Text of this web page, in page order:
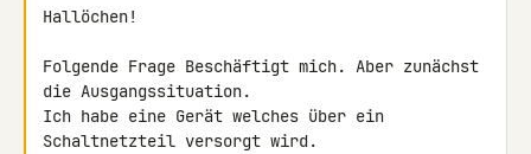
Hallöchen!
Folgende Frage Beschäftigt mich. Aber zunächst
die Ausgangssituation.
Ich habe eine Gerät welches über ein
Schaltnetzteil versorgt wird.